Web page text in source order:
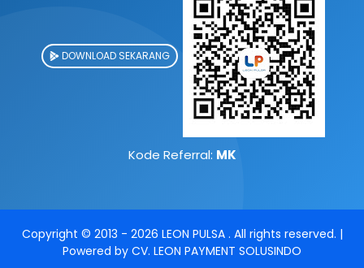
DOWNLOAD SEKARANG
Kode Referral: MK
Copyright © 2013 - 2026 LEON PULSA . All rights reserved. |
Powered by CV. LEON PAYMENT SOLUSINDO